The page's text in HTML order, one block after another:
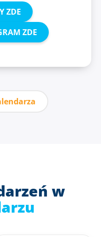
ZDE
ZDE
w